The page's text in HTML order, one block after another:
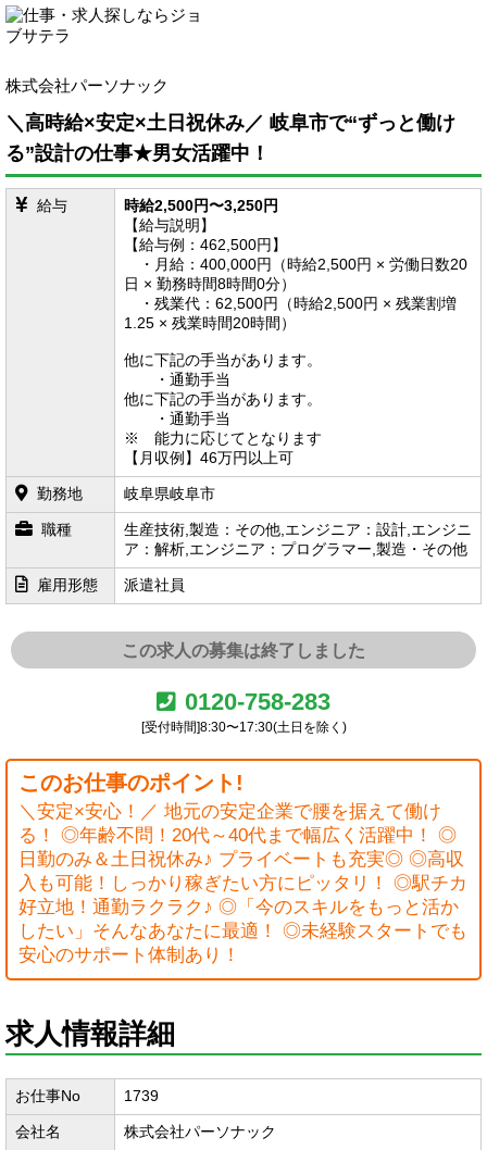
株式会社パーソナック
＼高時給×安定×土日祝休み／ 岐阜市で“ずっと働け
る”設計の仕事★男女活躍中！
給与
時給2,500円〜3,250円
【給与説明】
【給与例：462,500円】
・月給：400,000円（時給2,500円 × 労働日数20
日 × 勤務時間8時間0分）
・残業代：62,500円（時給2,500円 × 残業割増
1.25 × 残業時間20時間）
他に下記の手当があります。
・通勤手当
他に下記の手当があります。
・通勤手当
※ 能力に応じてとなります
【月収例】46万円以上可
勤務地 岐阜県岐阜市
職種
生産技術,製造：その他,エンジニア：設計,エンジニ
ア：解析,エンジニア：プログラマー,製造・その他
雇用形態 派遣社員
この求人の募集は終了しました
0120-758-283
[受付時間]8:30〜17:30(土日を除く)
このお仕事のポイント!
＼安定×安心！／ 地元の安定企業で腰を据えて働け
る！ ◎年齢不問！20代～40代まで幅広く活躍中！ ◎
日勤のみ＆土日祝休み♪ プライベートも充実◎ ◎高収
入も可能！しっかり稼ぎたい方にピッタリ！ ◎駅チカ
好立地！通勤ラクラク♪ ◎「今のスキルをもっと活か
したい」そんなあなたに最適！ ◎未経験スタートでも
安心のサポート体制あり！
求人情報詳細
お仕事No 1739
会社名 株式会社パーソナック